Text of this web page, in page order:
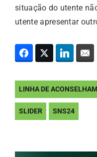
situação do utente
utente apresentar
LINHA DE
SLIDER SNS24